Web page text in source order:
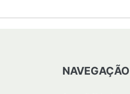
NAVEGAÇÃO